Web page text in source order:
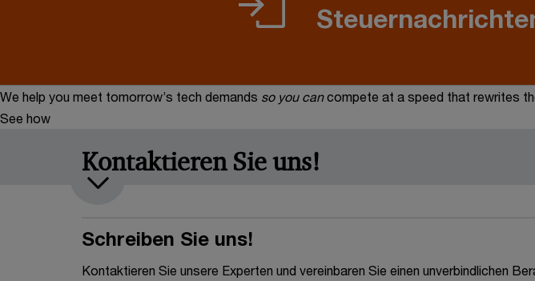
We help you meet tomorrow’s tech demands so you can compete at a speed that rewrites
See how
Kontaktieren Sie uns!
Schreiben Sie uns!
Kontaktieren Sie unsere Experten und vereinbaren Sie einen unverbindlichen